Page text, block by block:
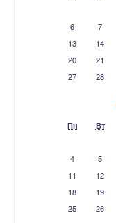
6
7
13
14
20
21
27
28
Пн Вт
4
5
11
12
18
19
25
26